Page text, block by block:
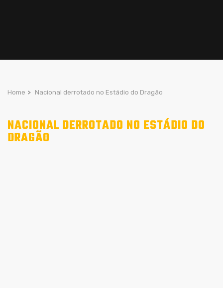
Home > Nacional derrotado no Estádio do Dragão
NACIONAL DERROTADO NO ESTÁDIO DO
DRAGÃO